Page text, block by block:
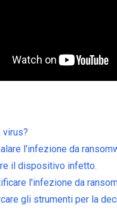
virus?
l'infezione da
il dispositivo infetto.
l'infezione da
gli strumenti per la